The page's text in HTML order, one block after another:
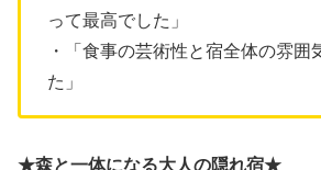
って最高でした」
・「食事の芸術性と宿全体の雰囲
た」
★森と一体になる大人の隠れ宿★